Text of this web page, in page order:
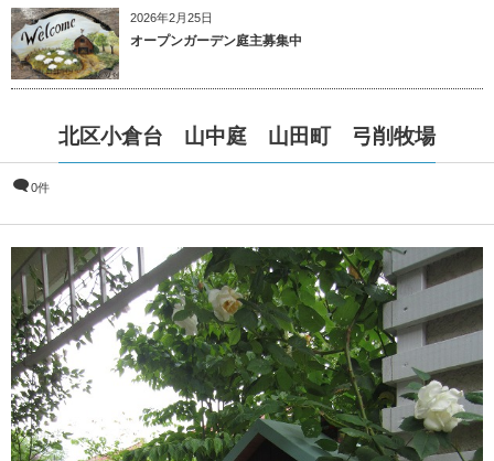
2026年2月25日
オープンガーデン庭主募集中
北区小倉台 山中庭 山田町 弓削牧場
0件